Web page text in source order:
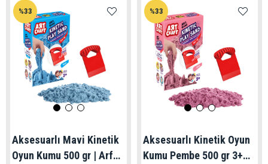
Aksesuarlı Mavi Kinetik
Oyun Kumu 500 gr | Arf
%33
Aksesuarlı Kinetik Oyun
Kumu Pembe 500 gr 3+
%33